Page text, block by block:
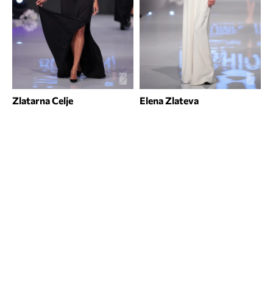
Zlatarna Celje Elena Zlateva